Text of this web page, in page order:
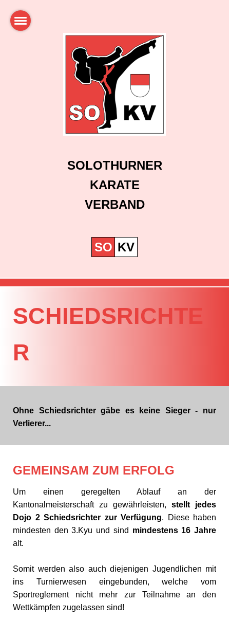
SOLOTHURNER
KARATE
VERBAND
SO KV
SCHIEDSRICHTE
R
Ohne Schiedsrichter gäbe es keine Sieger - nur
Verlierer...
GEMEINSAM ZUM ERFOLG
Um einen geregelten Ablauf an der
Kantonalmeisterschaft zu gewährleisten, stellt jedes
Dojo 2 Schiedsrichter zur Verfügung. Diese haben
mindesten den 3.Kyu und sind mindestens 16 Jahre
alt.
Somit werden also auch diejenigen Jugendlichen mit
ins Turnierwesen eingebunden, welche vom
Sportreglement nicht mehr zur Teilnahme an den
Wettkämpfen zugelassen sind!